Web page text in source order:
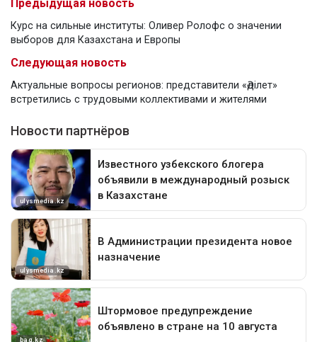
Предыдущая новость
Курс на сильные институты: Оливер Ролофс о значении
выборов для Казахстана и Европы
Следующая новость
Актуальные вопросы регионов: представители «Әділет»
встретились с трудовыми коллективами и жителями